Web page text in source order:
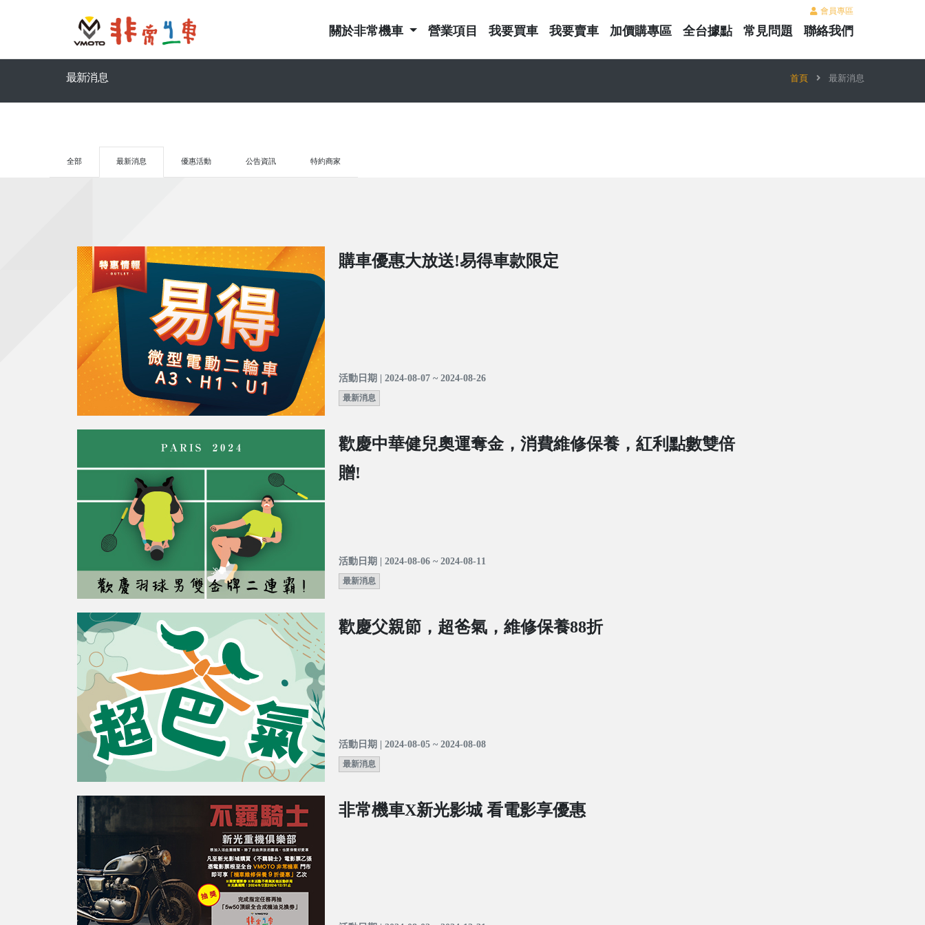
會員專區
關於非常機車 營業項目 我要買車 我要賣車 加價購專區 全台據點 常見問題 聯絡我們
最新消息 首頁 最新消息
全部 最新消息 優惠活動 公告資訊 特約商家
購車優惠大放送!易得車款限定
活動日期 | 2024-08-07 ~ 2024-08-26
最新消息
歡慶中華健兒奧運奪金，消費維修保養，紅利點數雙倍
贈!
活動日期 | 2024-08-06 ~ 2024-08-11
最新消息
歡慶父親節，超爸氣，維修保養88折
活動日期 | 2024-08-05 ~ 2024-08-08
最新消息
非常機車X新光影城 看電影享優惠